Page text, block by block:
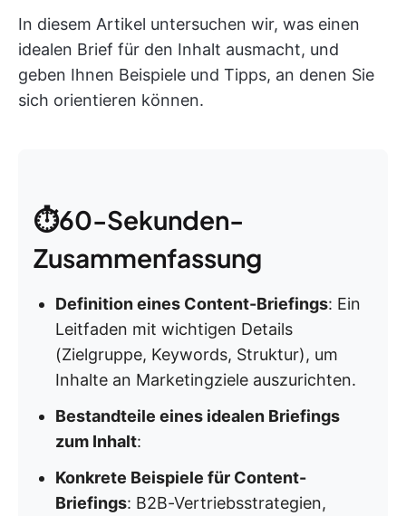
In diesem Artikel untersuchen wir, was einen
idealen Brief für den Inhalt ausmacht, und
geben Ihnen Beispiele und Tipps, an denen Sie
sich orientieren können.
⏱️60-Sekunden-
Zusammenfassung
Definition eines Content-Briefings: Ein
Leitfaden mit wichtigen Details
(Zielgruppe, Keywords, Struktur), um
Inhalte an Marketingziele auszurichten.
Bestandteile eines idealen Briefings
zum Inhalt:
Konkrete Beispiele für Content-
Briefings: B2B-Vertriebsstrategien,